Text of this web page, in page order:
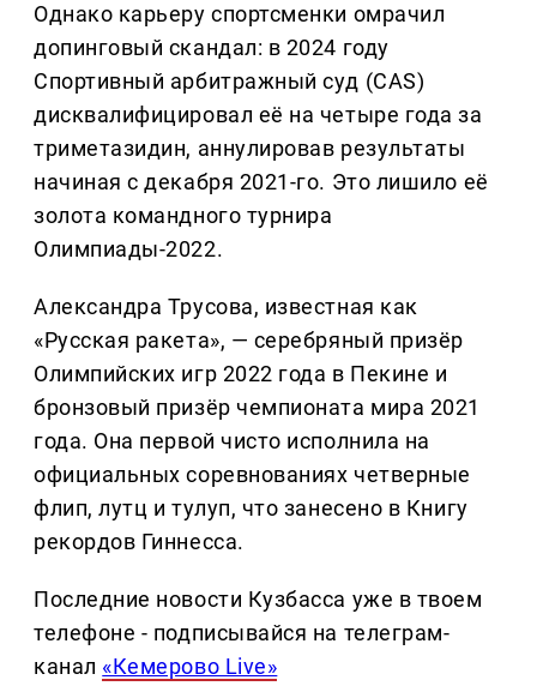
Однако карьеру спортсменки омрачил
допинговый скандал: в 2024 году
Спортивный арбитражный суд (CAS)
дисквалифицировал её на четыре года за
триметазидин, аннулировав результаты
начиная с декабря 2021-го. Это лишило её
золота командного турнира
Олимпиады-2022.
Александра Трусова, известная как
«Русская ракета», — серебряный призёр
Олимпийских игр 2022 года в Пекине и
бронзовый призёр чемпионата мира 2021
года. Она первой чисто исполнила на
официальных соревнованиях четверные
флип, лутц и тулуп, что занесено в Книгу
рекордов Гиннесса.
Последние новости Кузбасса уже в твоем
телефоне - подписывайся на телеграм-
канал «Кемерово Live»